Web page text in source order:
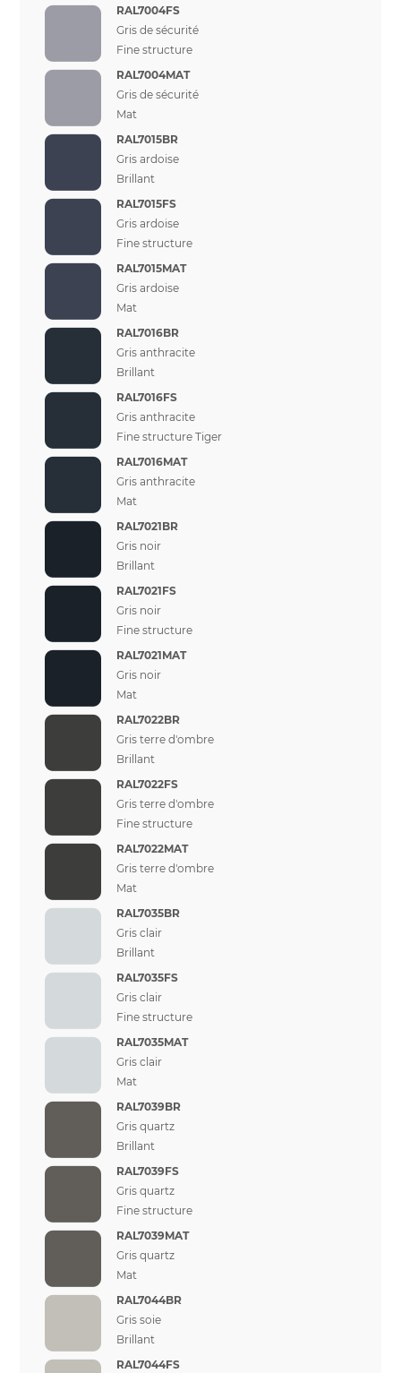
RAL7004FS
Gris de sécurité
Fine structure
RAL7004MAT
Gris de sécurité
Mat
RAL7015BR
Gris ardoise
Brillant
RAL7015FS
Gris ardoise
Fine structure
RAL7015MAT
Gris ardoise
Mat
RAL7016BR
Gris anthracite
Brillant
RAL7016FS
Gris anthracite
Fine structure Tiger
RAL7016MAT
Gris anthracite
Mat
RAL7021BR
Gris noir
Brillant
RAL7021FS
Gris noir
Fine structure
RAL7021MAT
Gris noir
Mat
RAL7022BR
Gris terre d'ombre
Brillant
RAL7022FS
Gris terre d'ombre
Fine structure
RAL7022MAT
Gris terre d'ombre
Mat
RAL7035BR
Gris clair
Brillant
RAL7035FS
Gris clair
Fine structure
RAL7035MAT
Gris clair
Mat
RAL7039BR
Gris quartz
Brillant
RAL7039FS
Gris quartz
Fine structure
RAL7039MAT
Gris quartz
Mat
RAL7044BR
Gris soie
Brillant
RAL7044FS